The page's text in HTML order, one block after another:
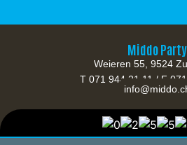
Middo Party
Weieren 55, 9524
T 071 944 21 11 / F